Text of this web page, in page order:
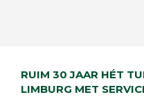
RUIM 30 JAAR HÉT
LIMBURG MET